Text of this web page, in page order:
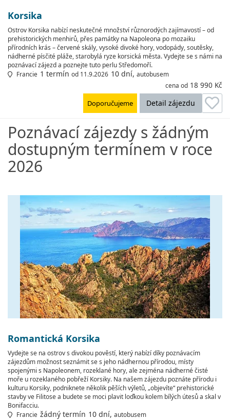
Korsika
Ostrov Korsika nabízí neskutečné množství různorodých zajímavostí – od
prehistorických menhirů, přes památky na Napoleona po mozaiku
přírodních krás – červené skály, vysoké divoké hory, vodopády, soutěsky,
nádherné písčité pláže, starobylá ryze korsická města. Vydejte se s námi na
poznávací zájezd a poznejte tuto perlu Středomoří.
Francie 1 termín od 11.9.2026 10 dní, autobusem
cena od 18 990 Kč
Detail zájezdu
Doporučujeme
Poznávací zájezdy s žádným
dostupným termínem v roce
2026
Romantická Korsika
Vydejte se na ostrov s divokou pověstí, který nabízí díky poznávacím
zájezdům možnost seznámit se s jeho nádhernou přírodou, místy
spojenými s Napoleonem, rozeklané hory, ale zejména nádherné čisté
moře u rozeklaného pobřeží Korsiky. Na našem zájezdu poznáte přírodu i
kulturu Korsiky, podniknete několik pěších výletů, „objevíte“ prehistorické
stavby ve Filitose a budete se moci plavit loďkou kolem bílých útesů a skal v
Bonifacciu.
Francie žádný termín 10 dní, autobusem